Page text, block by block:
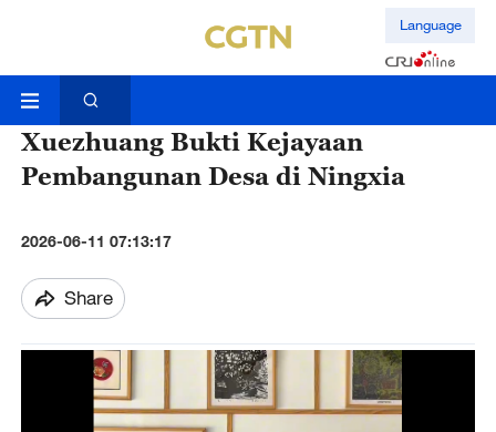
Language
Xuezhuang Bukti Kejayaan
Pembangunan Desa di Ningxia
2026-06-11 07:13:17
Share